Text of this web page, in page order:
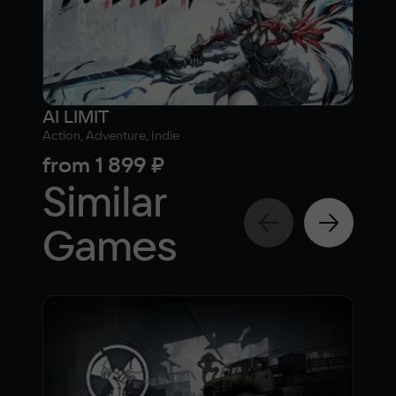
AI LIMIT
Action, Adventure, Indie
from 1 899 ₽
Similar
Games